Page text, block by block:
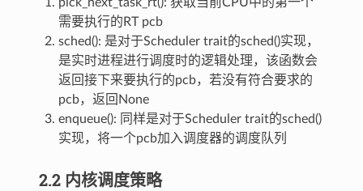
需要执行的RT pcb
sched(): 是对于Scheduler trait的sched()实现，
是实时进程进行调度时的逻辑处理，该函数会
返回接下来要执行的pcb，若没有符合要求的
pcb，返回None
enqueue(): 同样是对于Scheduler trait的sched()
实现，将一个pcb加入调度器的调度队列
2.2 内核调度策略